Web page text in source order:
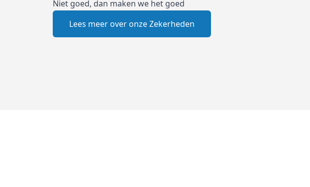
Niet goed, dan maken we het goed
Lees meer over onze Zekerheden